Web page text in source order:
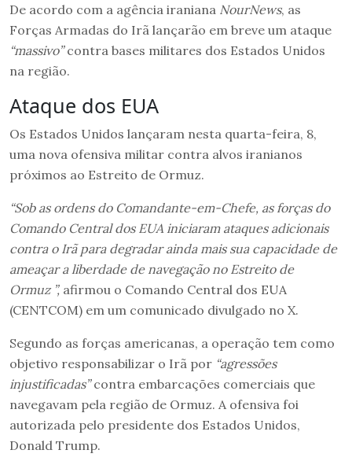
De acordo com a agência iraniana NourNews, as
Forças Armadas do Irã lançarão em breve um ataque
“massivo”contra bases militares dos Estados Unidos
na região.
Ataque dos EUA
Os Estados Unidos lançaram nesta quarta-feira, 8,
uma nova ofensiva militar contra alvos iranianos
próximos ao Estreito de Ormuz.
“Sob as ordens do Comandante-em-Chefe, as forças do
Comando Central dos EUA iniciaram ataques adicionais
contra o Irã para degradar ainda mais sua capacidade de
ameaçar a liberdade de navegação no Estreito de
Ormuz ”, afirmou o Comando Central dos EUA
(CENTCOM) em um comunicado divulgado no X.
Segundo as forças americanas, a operação tem como
objetivo responsabilizar o Irã por “agressões
injustificadas”contra embarcações comerciais que
navegavam pela região de Ormuz. A ofensiva foi
autorizada pelo presidente dos Estados Unidos,
Donald Trump.